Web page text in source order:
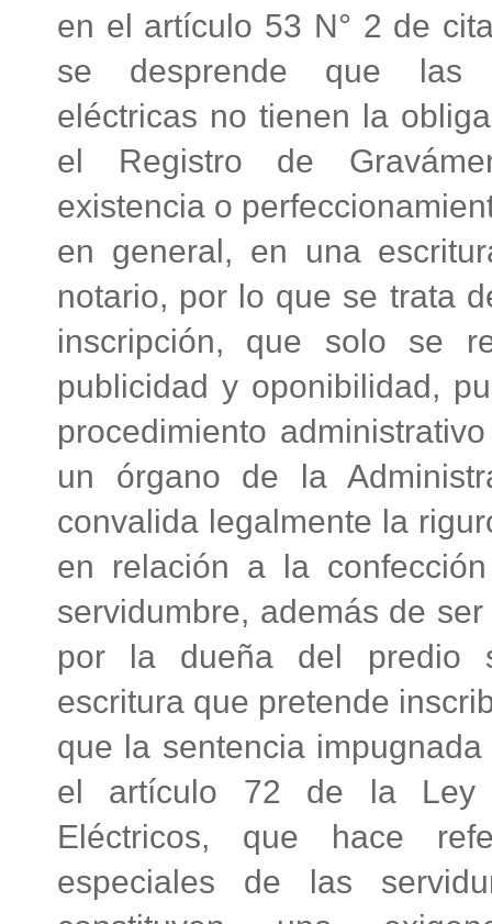
en el artículo 53 N° 2 de
se desprende que las
eléctricas no tienen la
el Registro de
existencia o
en general, en una
notario, por lo que se trata
inscripción, que solo se
publicidad y oponibilidad,
procedimiento
un órgano de la
convalida legalmente la
en relación a la
servidumbre, además de
por la dueña del predio
escritura que pretende
que la sentencia
el artículo 72 de la Ley
Eléctricos, que hace
especiales de las